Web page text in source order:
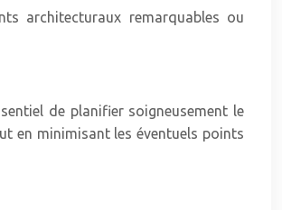
architecturaux remarquables ou
de planifier soigneusement le
en minimisant les éventuels points